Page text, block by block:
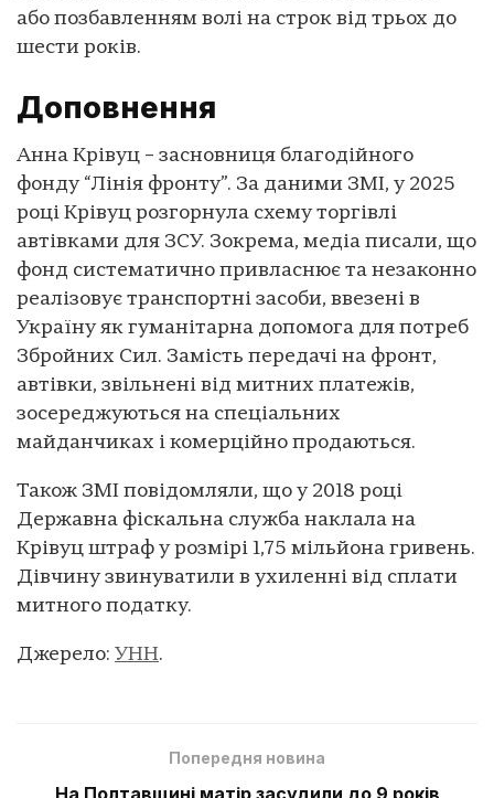
або позбавленням волі на строк від трьох до
шести років.
Доповнення
Анна Крівуц – засновниця благодійного
фонду “Лінія фронту”. За даними ЗМІ, у 2025
році Крівуц розгорнула схему торгівлі
автівками для ЗСУ. Зокрема, медіа писали, що
фонд систематично привласнює та незаконно
реалізовує транспортні засоби, ввезені в
Україну як гуманітарна допомога для потреб
Збройних Сил. Замість передачі на фронт,
автівки, звільнені від митних платежів,
зосереджуються на спеціальних
майданчиках і комерційно продаються.
Також ЗМІ повідомляли, що у 2018 році
Державна фіскальна служба наклала на
Крівуц штраф у розмірі 1,75 мільйона гривень.
Дівчину звинуватили в ухиленні від сплати
митного податку.
Джерело: УНН.
Попередня новина
На Полтавщині матір засудили до 9 років